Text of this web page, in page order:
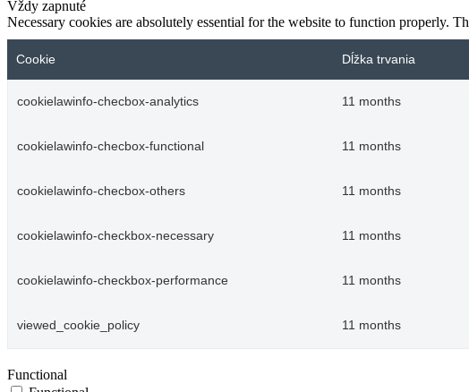
Vždy zapnuté
Necessary cookies are absolutely essential for the website to function properly.
Cookie Dĺžka trvania
cookielawinfo-checbox-analytics 11 months
cookielawinfo-checbox-functional 11 months
cookielawinfo-checbox-others 11 months
cookielawinfo-checkbox-necessary 11 months
cookielawinfo-checkbox-performance 11 months
viewed_cookie_policy 11 months
Functional